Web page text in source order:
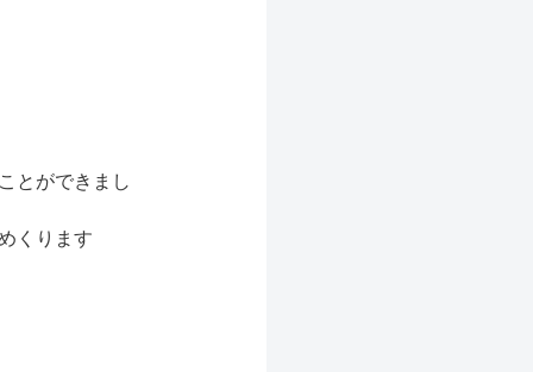
とができまし
くります